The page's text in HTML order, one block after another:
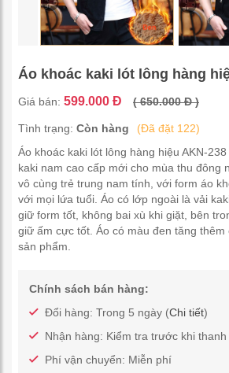
Áo khoác kaki lót lông hàng
Giá bán: 599.000 Đ ( 650.000 Đ )
Tình trạng: Còn hàng
(Đã đặt 122)
Áo khoác kaki lót lông hàng hiệu AKN-
kaki nam cao cấp mới cho mùa thu đông
vô cùng trẻ trung nam tính, với form áo
với mọi lứa tuổi. Áo có lớp ngoài là vải
giữ form tốt, không bai xù khi giặt, bên
giữ ấm cực tốt. Áo có màu đen tăng
sản phẩm.
Chính sách bán hàng:
Đổi hàng: Trong 5 ngày (Chi tiết)
Nhận hàng: Kiểm tra trước khi thanh
Phí vận chuyển: Miễn phí